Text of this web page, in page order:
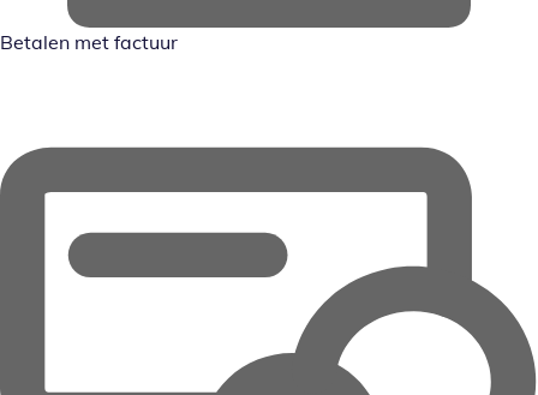
Betalen met factuur